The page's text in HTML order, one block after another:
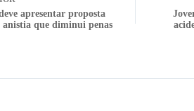
apresentar proposta
que diminui penas